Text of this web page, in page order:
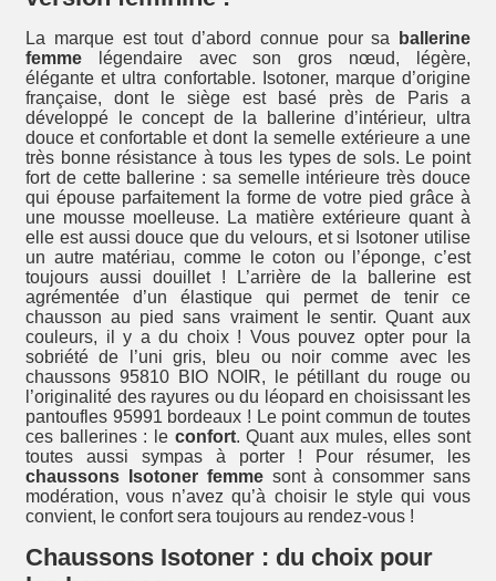
La marque est tout d’abord connue pour sa
ballerine
femme légendaire avec son gros nœud, légère,
élégante et ultra confortable. Isotoner, marque d’origine
française, dont le siège est basé près de Paris a
développé le concept de la ballerine d’intérieur, ultra
douce et confortable et dont la semelle extérieure a une
très bonne résistance à tous les types de sols. Le point
fort de cette ballerine : sa semelle intérieure très douce
qui épouse parfaitement la forme de votre pied grâce à
une mousse moelleuse. La matière extérieure quant à
elle est aussi douce que du velours, et si Isotoner utilise
un autre matériau, comme le coton ou l’éponge, c’est
toujours aussi douillet ! L’arrière de la ballerine est
agrémentée d’un élastique qui permet de tenir ce
chausson au pied sans vraiment le sentir. Quant aux
couleurs, il y a du choix ! Vous pouvez opter pour la
sobriété de l’uni gris, bleu ou noir comme avec les
chaussons 95810 BIO NOIR, le pétillant du rouge ou
l’originalité des rayures ou du léopard en choisissant les
pantoufles 95991 bordeaux ! Le point commun de toutes
ces ballerines : le confort. Quant aux mules, elles sont
toutes aussi sympas à porter ! Pour résumer, les
chaussons Isotoner femme sont à consommer sans
modération, vous n’avez qu’à choisir le style qui vous
convient, le confort sera toujours au rendez-vous !
Chaussons Isotoner : du choix pour